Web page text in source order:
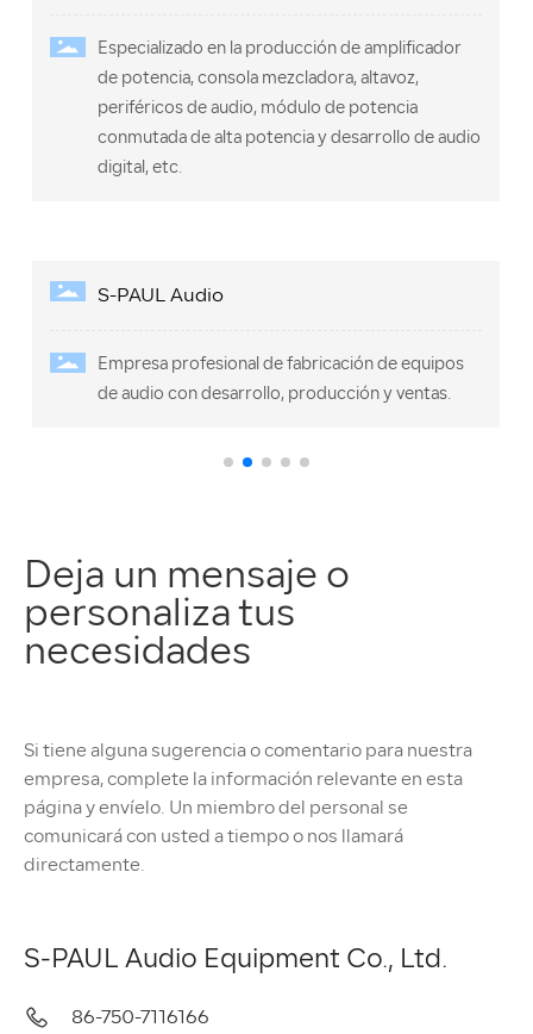
Especializado en la producción de amplificador
de potencia, consola mezcladora, altavoz,
periféricos de audio, módulo de potencia
conmutada de alta potencia y desarrollo de audio
digital, etc.
S-PAUL Audio
Empresa profesional de fabricación de equipos
de audio con desarrollo, producción y ventas.
Deja un mensaje o
personaliza tus
necesidades
Si tiene alguna sugerencia o comentario para nuestra
empresa, complete la información relevante en esta
página y envíelo. Un miembro del personal se
comunicará con usted a tiempo o nos llamará
directamente.
S-PAUL Audio Equipment Co., Ltd.
86-750-7116166